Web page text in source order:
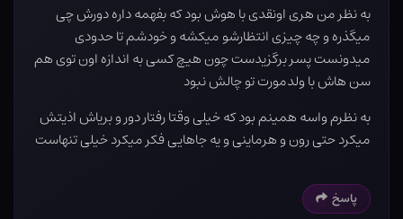
به نظر من هری اونقدی با هوش بود که بفهمه داره دورش چی
میگذره و چه چیزی انتظارشو میکشه و خودشم تا حدودی
میدونست پسر برگزیدست چون هیچ کسی به اندازه اون توی هم
سن هاش با ولدمورت تو چالش نبود
به نظرم واسه همینم بود که خیلی وقتا رفتار دور و بریاش اذیتش
میکرد حتی رون و هرماینی و یه جاهایی فکر میکرد خیلی تنهاست
پاسخ